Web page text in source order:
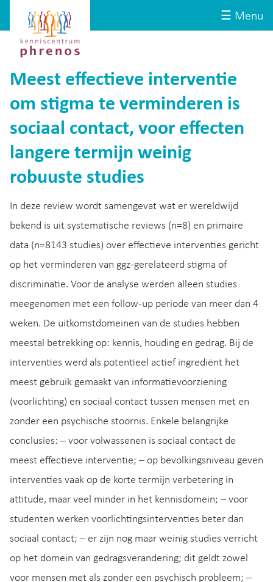
☰ Menu
Kenniscentrum
Phrenos
website
Meest effectieve interventie
om stigma te verminderen is
sociaal contact, voor effecten
langere termijn weinig
robuuste studies
In deze review wordt samengevat wat er wereldwijd
bekend is uit systematische reviews (n=8) en primaire
data (n=8143 studies) over effectieve interventies gericht
op het verminderen van ggz-gerelateerd stigma of
discriminatie. Voor de analyse werden alleen studies
meegenomen met een follow-up periode van meer dan 4
weken. De uitkomstdomeinen van de studies hebben
meestal betrekking op: kennis, houding en gedrag. Bij de
interventies werd als potentieel actief ingrediënt het
meest gebruik gemaakt van informatievoorziening
(voorlichting) en sociaal contact tussen mensen met en
zonder een psychische stoornis. Enkele belangrijke
conclusies: – voor volwassenen is sociaal contact de
meest effectieve interventie; – op bevolkingsniveau geven
interventies vaak op de korte termijn verbetering in
attitude, maar veel minder in het kennisdomein; – voor
studenten werken voorlichtingsinterventies beter dan
sociaal contact; – er zijn nog maar weinig studies verricht
op het domein van gedragsverandering; dit geldt zowel
voor mensen met als zonder een psychisch probleem; –